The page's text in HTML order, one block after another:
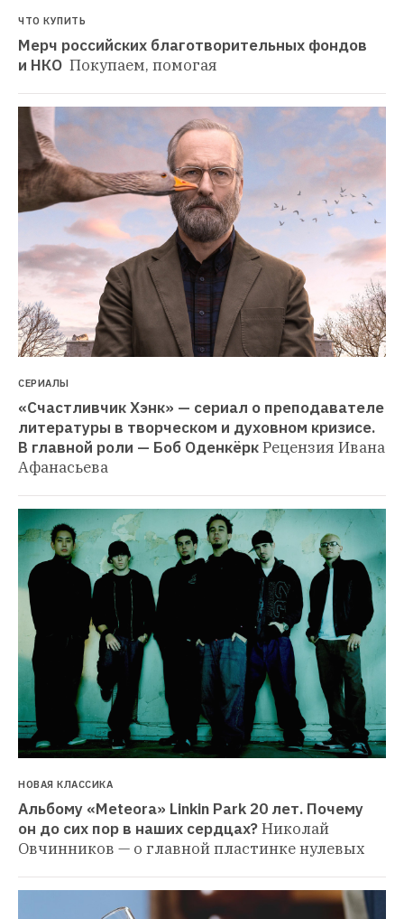
ЧТО КУПИТЬ
Мерч российских благотворительных фондов
и НКО Покупаем, помогая
СЕРИАЛЫ
«Счастливчик Хэнк» — сериал о преподавателе
литературы в творческом и духовном кризисе.
В главной роли — Боб ОденкёркРецензия Ивана
Афанасьева
НОВАЯ КЛАССИКА
Альбому «Meteora» Linkin Park 20 лет. Почему
он до сих пор в наших сердцах?Николай
Овчинников — о главной пластинке нулевых